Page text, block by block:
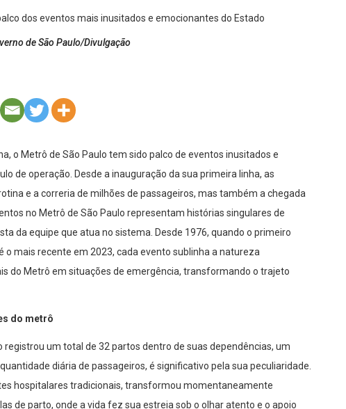
de São Paulo/Divulgação
o Metrô de São Paulo tem sido palco de eventos inusitados e
de operação. Desde a inauguração da sua primeira linha, as
e a correria de milhões de passageiros, mas também a chegada
no Metrô de São Paulo representam histórias singulares de
da equipe que atua no sistema. Desde 1976, quando o primeiro
mais recente em 2023, cada evento sublinha a natureza
do Metrô em situações de emergência, transformando o trajeto
do metrô
registrou um total de 32 partos dentro de suas dependências, um
diária de passageiros, é significativo pela sua peculiaridade.
hospitalares tradicionais, transformou momentaneamente
de parto, onde a vida fez sua estreia sob o olhar atento e o apoio